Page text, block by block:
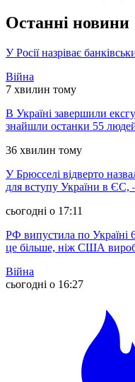
Останні новини
У Росії назріває
Війна
7 хвилин тому
В Україні завершили
знайшли останки 55
36 хвилин тому
У Брюсселі відверто
для вступу України в
сьогодні о 17:11
РФ випустила по Україні
це більше, ніж США
Війна
сьогодні о 16:27